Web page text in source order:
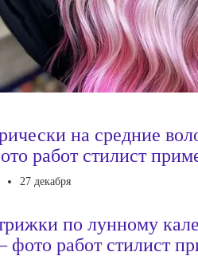
на средние
работ стилист
27 декабря
по лунному
работ стилист